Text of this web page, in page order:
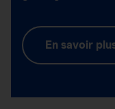
En savoir